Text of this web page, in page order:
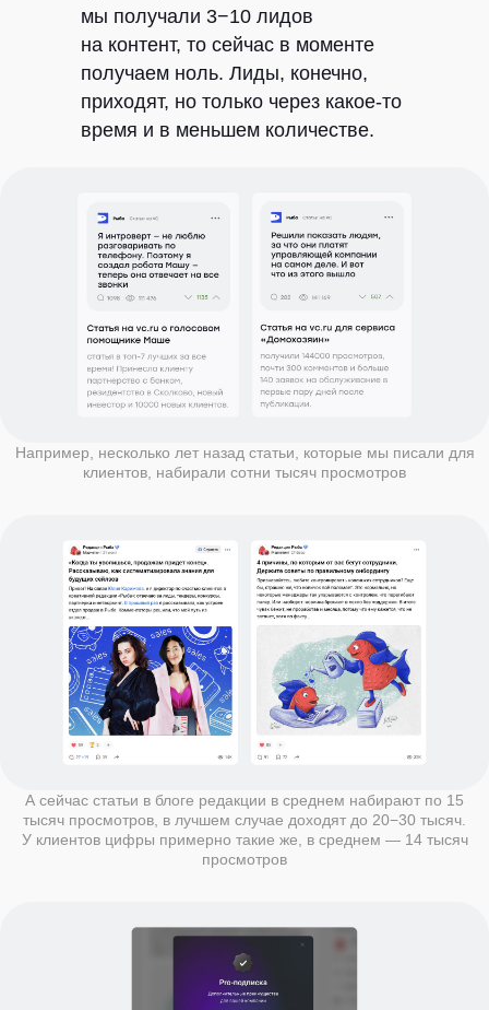
мы получали 3−10 лидов
на контент, то сейчас в моменте
получаем ноль. Лиды, конечно,
приходят, но только через какое-то
время и в меньшем количестве.
Например, несколько лет назад статьи, которые мы писали для
клиентов, набирали сотни тысяч просмотров
А сейчас статьи в блоге редакции в среднем набирают по 15
тысяч просмотров, в лучшем случае доходят до 20−30 тысяч.
У клиентов цифры примерно такие же, в среднем — 14 тысяч
просмотров